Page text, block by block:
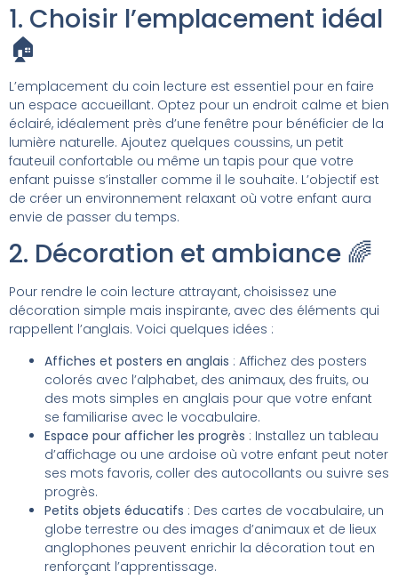
1. Choisir l’emplacement idéal
🏠
L’emplacement du coin lecture est essentiel pour en faire
un espace accueillant. Optez pour un endroit calme et bien
éclairé, idéalement près d’une fenêtre pour bénéficier de la
lumière naturelle. Ajoutez quelques coussins, un petit
fauteuil confortable ou même un tapis pour que votre
enfant puisse s’installer comme il le souhaite. L’objectif est
de créer un environnement relaxant où votre enfant aura
envie de passer du temps.
2. Décoration et ambiance 🌈
Pour rendre le coin lecture attrayant, choisissez une
décoration simple mais inspirante, avec des éléments qui
rappellent l’anglais. Voici quelques idées :
Affiches et posters en anglais : Affichez des posters
colorés avec l’alphabet, des animaux, des fruits, ou
des mots simples en anglais pour que votre enfant
se familiarise avec le vocabulaire.
Espace pour afficher les progrès : Installez un tableau
d’affichage ou une ardoise où votre enfant peut noter
ses mots favoris, coller des autocollants ou suivre ses
progrès.
Petits objets éducatifs : Des cartes de vocabulaire, un
globe terrestre ou des images d’animaux et de lieux
anglophones peuvent enrichir la décoration tout en
renforçant l’apprentissage.